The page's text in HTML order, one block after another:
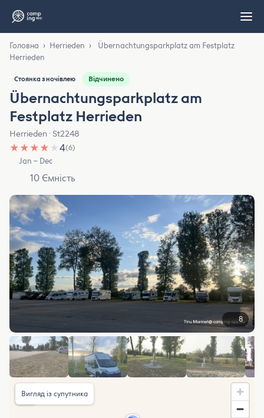
Головна › Herrieden ›
Übernachtungsparkplatz am Festplatz
Herrieden
Стоянка з ночівлею Відчинено
Übernachtungsparkplatz am
Festplatz Herrieden
Herrieden · St2248
★ ★ ★ ★ ★4(6)
Jan – Dec
10 Ємність
8
Вигляд із супутника